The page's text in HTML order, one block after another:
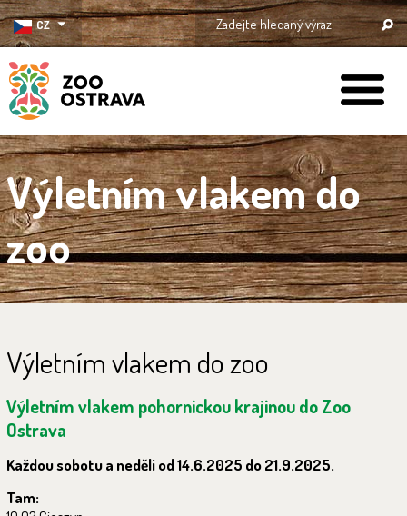
CZ
ZOO Ostrava
Výletním vlakem do
zoo
Výletním vlakem do zoo
Výletním vlakem pohornickou krajinou do Zoo
Ostrava
Každou sobotu a neděli od 14.6.2025 do 21.9.2025.
Tam: